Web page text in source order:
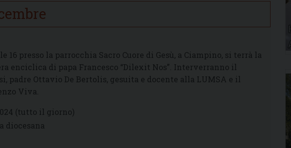
16 presso la parrocchia Sacro Cuore di Gesù, a Ciampino, si terrà la
enciclica di papa Francesco “Dilexit Nos”. Interverranno il
padre Ottavio De Bertolis, gesuita e docente alla LUMSA e il
Viva.
(tutto il giorno)
diocesana